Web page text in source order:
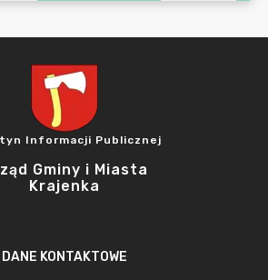
Informacji Publicznej
Gminy i Miasta
Krajenka
DANE KONTAKTOWE